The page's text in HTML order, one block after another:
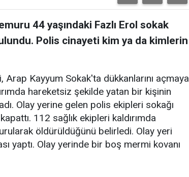
44 yaşındaki Fazlı Erol sokak
Polis cinayeti kim ya da kimlerin
Kayyum Sokak'ta dükkanlarını açmaya
hareketsiz şekilde yatan bir kişinin
Olay yerine gelen polis ekipleri sokağı
112 sağlık ekipleri kaldırımda
öldürüldüğünü belirledi. Olay yeri
yaptı. Olay yerinde bir boş mermi kovanı